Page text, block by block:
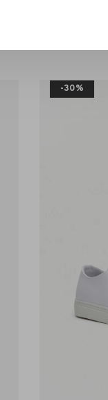
-30%